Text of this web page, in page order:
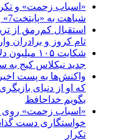
«اسباب زحمت» و
شباهت به «پایتخت7» و چرخش بر مدار تکرار
تام کروز و برادران
شکایت ۱۰۵
جدید نیکلاس کیج
واکنش‌ها به پست
که او از دنیای
بگویم خداحافظ
«اسباب زحمت» روی
تکرار